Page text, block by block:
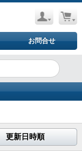
お問合せ
更新日時順